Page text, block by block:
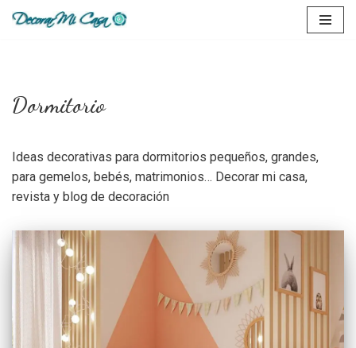
Dormitorio
Ideas decorativas para dormitorios pequeños, grandes,
para gemelos, bebés, matrimonios… Decorar mi casa,
revista y blog de decoración